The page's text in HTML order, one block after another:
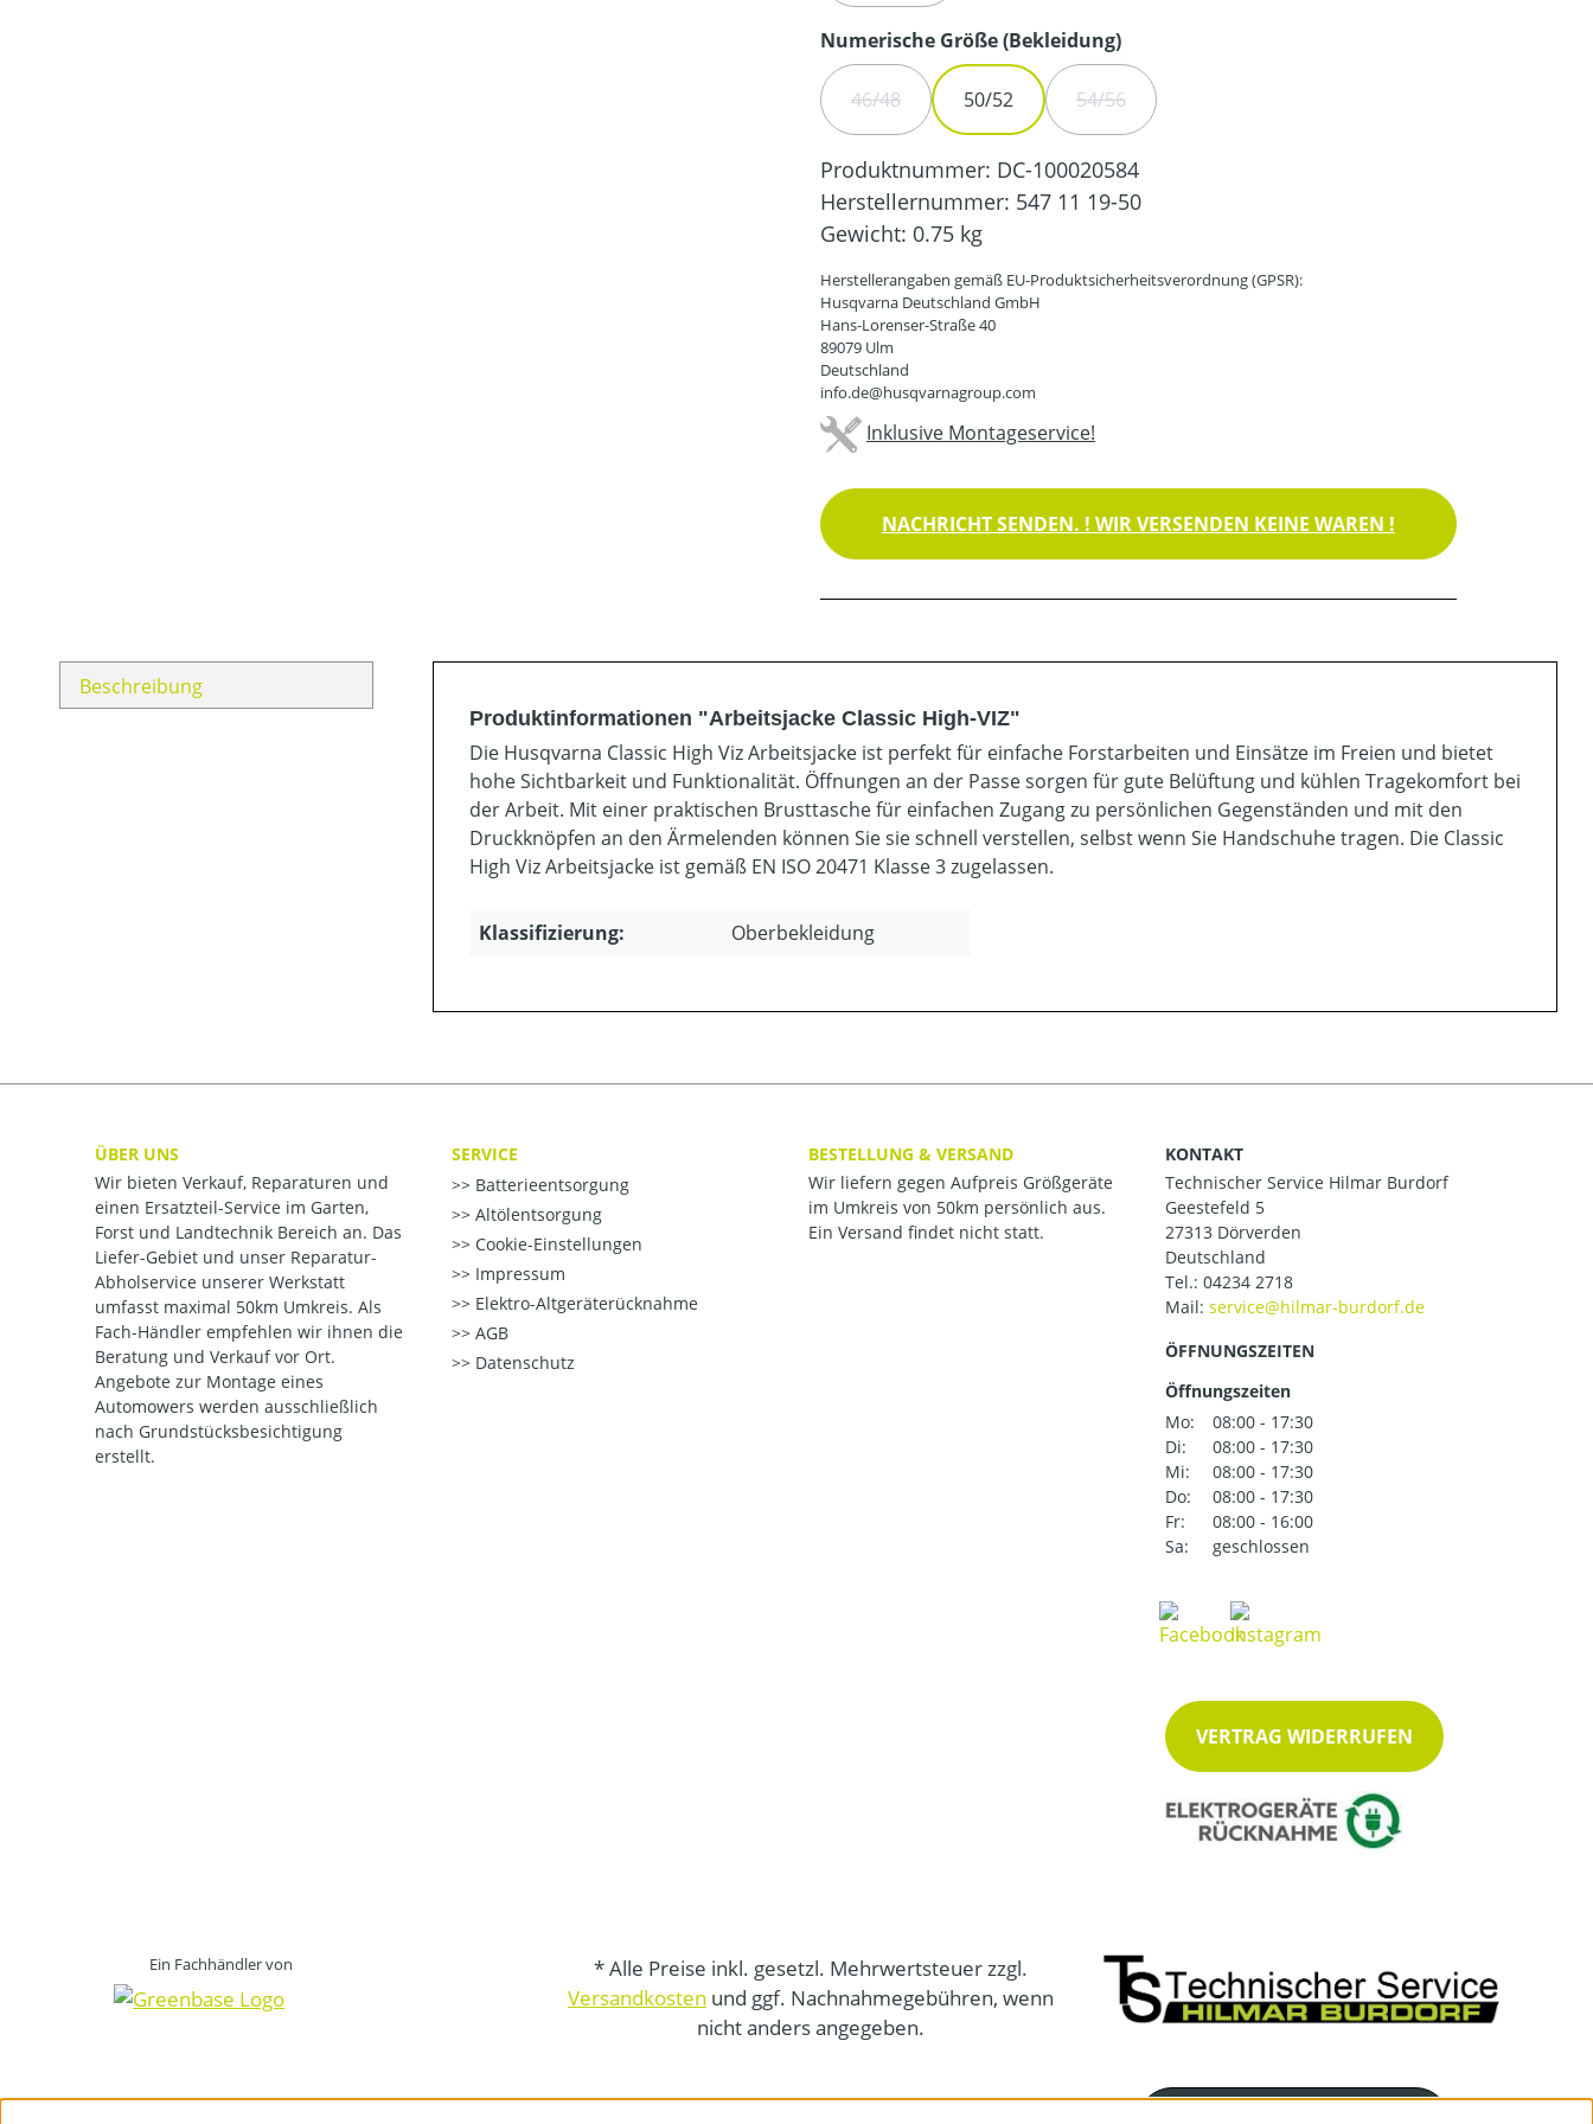
Numerische Größe (Bekleidung)auswählen
46/48(DIESE OPTION IST ZURZEIT NICHT VERFÜGBAR.)
50/52 54/56(DIESE OPTION IST ZURZEIT NICHT VERFÜGBAR.)
Produktnummer: DC-100020584
Herstellernummer: 547 11 19-50
Gewicht: 0.75 kg
Herstellerangaben gemäß EU-Produktsicherheitsverordnung (GPSR):
Husqvarna Deutschland GmbH
Hans-Lorenser-Straße 40
89079 Ulm
Deutschland
info.de@husqvarnagroup.com
Inklusive Montageservice!
NACHRICHT SENDEN. ! WIR VERSENDEN KEINE WAREN !
Beschreibung
Produktinformationen "Arbeitsjacke Classic High-VIZ"
Die Husqvarna Classic High Viz Arbeitsjacke ist perfekt für einfache Forstarbeiten und Einsätze im Freien und bietet
hohe Sichtbarkeit und Funktionalität. Öffnungen an der Passe sorgen für gute Belüftung und kühlen Tragekomfort bei
der Arbeit. Mit einer praktischen Brusttasche für einfachen Zugang zu persönlichen Gegenständen und mit den
Druckknöpfen an den Ärmelenden können Sie sie schnell verstellen, selbst wenn Sie Handschuhe tragen. Die Classic
High Viz Arbeitsjacke ist gemäß EN ISO 20471 Klasse 3 zugelassen.
Klassifizierung: Oberbekleidung
ÜBER UNS
Wir bieten Verkauf, Reparaturen und
einen Ersatzteil-Service im Garten,
Forst und Landtechnik Bereich an. Das
Liefer-Gebiet und unser Reparatur-
Abholservice unserer Werkstatt
umfasst maximal 50km Umkreis. Als
Fach-Händler empfehlen wir ihnen die
Beratung und Verkauf vor Ort.
Angebote zur Montage eines
Automowers werden ausschließlich
nach Grundstücksbesichtigung
erstellt.
SERVICE
Batterieentsorgung
Altölentsorgung
Cookie-Einstellungen
Impressum
Elektro-Altgeräterücknahme
AGB
Datenschutz
BESTELLUNG & VERSAND
Wir liefern gegen Aufpreis Größgeräte
im Umkreis von 50km persönlich aus.
Ein Versand findet nicht statt.
KONTAKT
Technischer Service Hilmar Burdorf
Geestefeld 5
27313 Dörverden
Deutschland
Tel.: 04234 2718
Mail:
ÖFFNUNGSZEITEN
Öffnungszeiten
Mo:
08:00 - 17:30
Di:
08:00 - 17:30
Mi:
08:00 - 17:30
Do:
08:00 - 17:30
Fr:
08:00 - 16:00
Sa:
geschlossen
VERTRAG WIDERRUFEN
Ein Fachhändler von
* Alle Preise inkl. gesetzl. Mehrwertsteuer zzgl.
Versandkosten und ggf. Nachnahmegebühren, wenn
nicht anders angegeben.